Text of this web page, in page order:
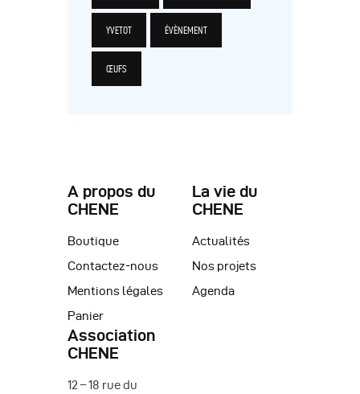
YVETOT ÉVÈNEMENT
ŒUFS
A propos du
CHENE
Boutique
Contactez-nous
Mentions légales
Panier
La vie du
CHENE
Actualités
Nos projets
Agenda
Association
CHENE
12 – 18 rue du